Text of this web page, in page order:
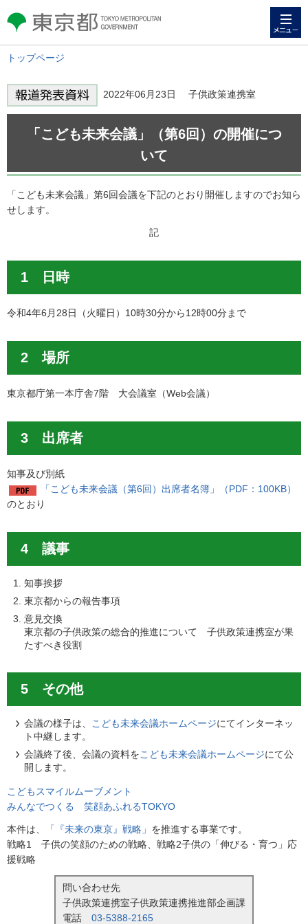
東京都 TOKYO METROPOLITAN
GOVERNMENT
トップページ
2022年06月23日 子供政策連携室
「こども未来会議」（第6回）の開催につ
いて
「こども未来会議」第6回会議を下記のとおり開催しますのでお知ら
せします。
記
1 日時
令和4年6月28日（火曜日）10時30分から12時00分まで
2 場所
東京都庁第一本庁舎7階 大会議室（Web会議）
3 出席者
知事及び別紙
「こども未来会議（第6回）出席者名簿」（PDF：100KB）
のとおり
4 議事
知事挨拶
東京都からの報告事項
意見交換
東京都の子供政策の総合的推進について 子供政策連携室が果
たすべき役割
5 その他
会議の様子は、 こども未来会議ホームページにてインターネッ
ト中継します。
会議終了後、会議の資料をこども未来会議ホームページにて公
開します。
こどもスマイルムーブメント
みんなでつくる 笑顔あふれるTOKYO
本件は、 「『未来の東京』戦略」 を推進する事業です。
戦略1 子供の笑顔のための戦略、戦略2子供の「伸びる・育つ」応
援戦略
問い合わせ先
子供政策連携室子供政策連携推進部企画課
電話 03-5388-2165